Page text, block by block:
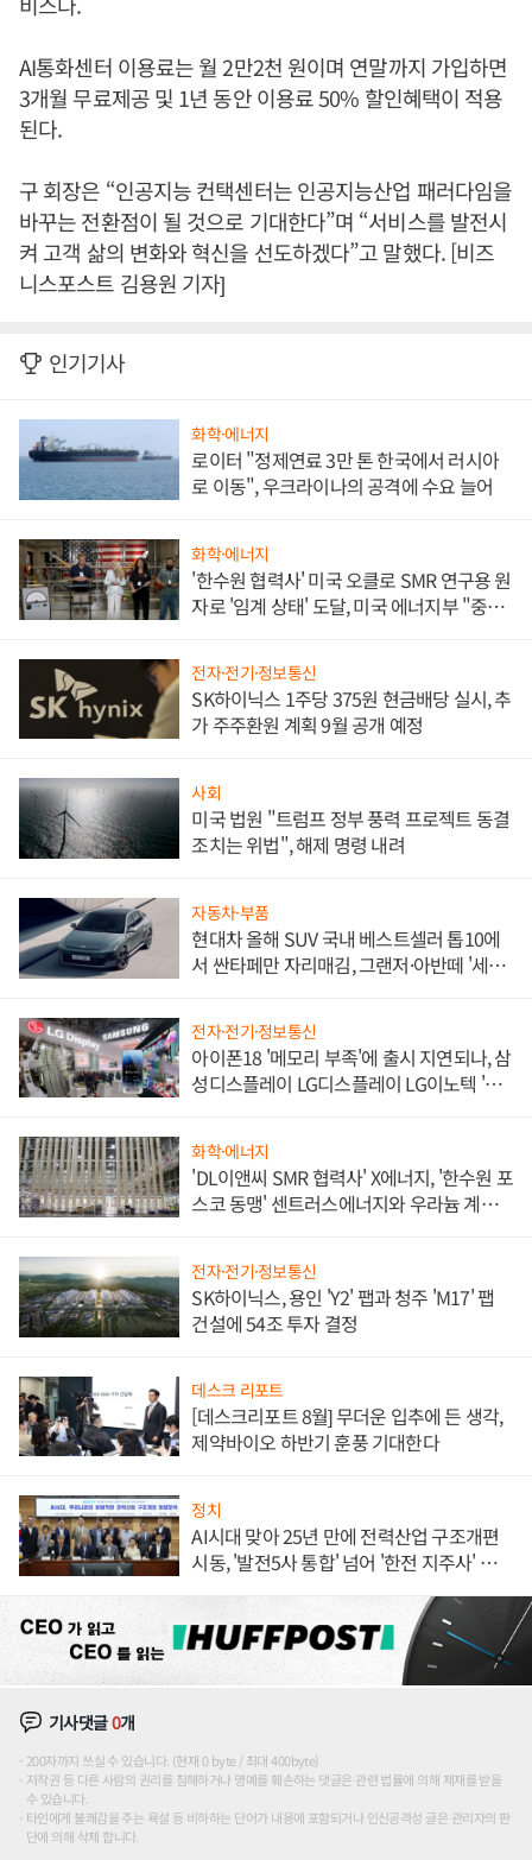
AI통화센터 이용료는 월 2만2천 원이며 연말까지 가입하면
3개월 무료제공 및 1년 동안 이용료 50% 할인혜택이 적용
된다.
구 회장은 “인공지능 컨택센터는 인공지능산업 패러다임을
바꾸는 전환점이 될 것으로 기대한다”며 “서비스를 발전시
켜 고객 삶의 변화와 혁신을 선도하겠다”고 말했다. [비즈
니스포스트 김용원 기자]
인기기사
화학·에너지
로이터 "정제연료 3만 톤 한국에서 러시아
로 이동", 우크라이나의 공격에 수요 늘어
화학·에너지
'한수원 협력사' 미국 오클로 SMR 연구용 원
자로 '임계 상태' 도달, 미국 에너지부 "중요
전자·전기·정보통신
SK하이닉스 1주당 375원 현금배당 실시, 추
가 주주환원 계획 9월 공개 예정
사회
미국 법원 "트럼프 정부 풍력 프로젝트 동결
조치는 위법", 해제 명령 내려
자동차·부품
현대차 올해 SUV 국내 베스트셀러 톱10에
서 싼타페만 자리매김, 그랜저·아반떼 '세단
전자·전기·정보통신
아이폰18 '메모리 부족'에 출시 지연되나, 삼
성디스플레이 LG디스플레이 LG이노텍 '탈
화학·에너지
'DL이앤씨 SMR 협력사' X에너지, '한수원 포
스코 동맹' 센트러스에너지와 우라늄 계약
전자·전기·정보통신
SK하이닉스, 용인 'Y2' 팹과 청주 'M17' 팹
건설에 54조 투자 결정
데스크 리포트
[데스크리포트 8월] 무더운 입추에 든 생각,
제약바이오 하반기 훈풍 기대한다
정치
AI시대 맞아 25년 만에 전력산업 구조개편
시동, '발전5사 통합' 넘어 '한전 지주사' 재편
기사댓글0개
200자까지 쓰실 수 있습니다. (현재 0 byte / 최대 400byte)
저작권 등 다른 사람의 권리를 침해하거나 명예를 훼손하는 댓글은 관련 법률에 의해 제재를 받을
수 있습니다.
타인에게 불쾌감을 주는 욕설 등 비하하는 단어가 내용에 포함되거나 인신공격성 글은 관리자의 판
단에 의해 삭제 합니다.